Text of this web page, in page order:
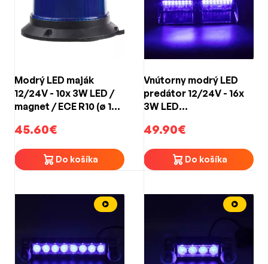
Modrý LED maják
12/24V - 10x 3W LED /
magnet / ECE R10 (ø 121
45.60€
Do košíka
Vnútorny modrý LED
predátor 12/24V - 16x
3W LED
49.90€
Do košíka